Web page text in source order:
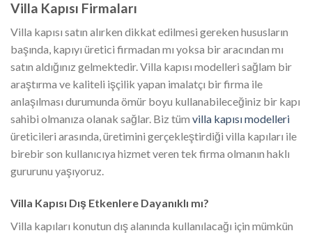
Villa Kapısı Firmaları
Villa kapısı satın alırken dikkat edilmesi gereken hususların
başında, kapıyı üretici firmadan mı yoksa bir aracından mı
satın aldığınız gelmektedir. Villa kapısı modelleri sağlam bir
araştırma ve kaliteli işçilik yapan imalatçı bir firma ile
anlaşılması durumunda ömür boyu kullanabileceğiniz bir kapı
sahibi olmanıza olanak sağlar. Biz tüm villa kapısı modelleri
üreticileri arasında, üretimini gerçekleştirdiği villa kapıları ile
birebir son kullanıcıya hizmet veren tek firma olmanın haklı
gururunu yaşıyoruz.
Villa Kapısı Dış Etkenlere Dayanıklı mı?
Villa kapıları konutun dış alanında kullanılacağı için mümkün